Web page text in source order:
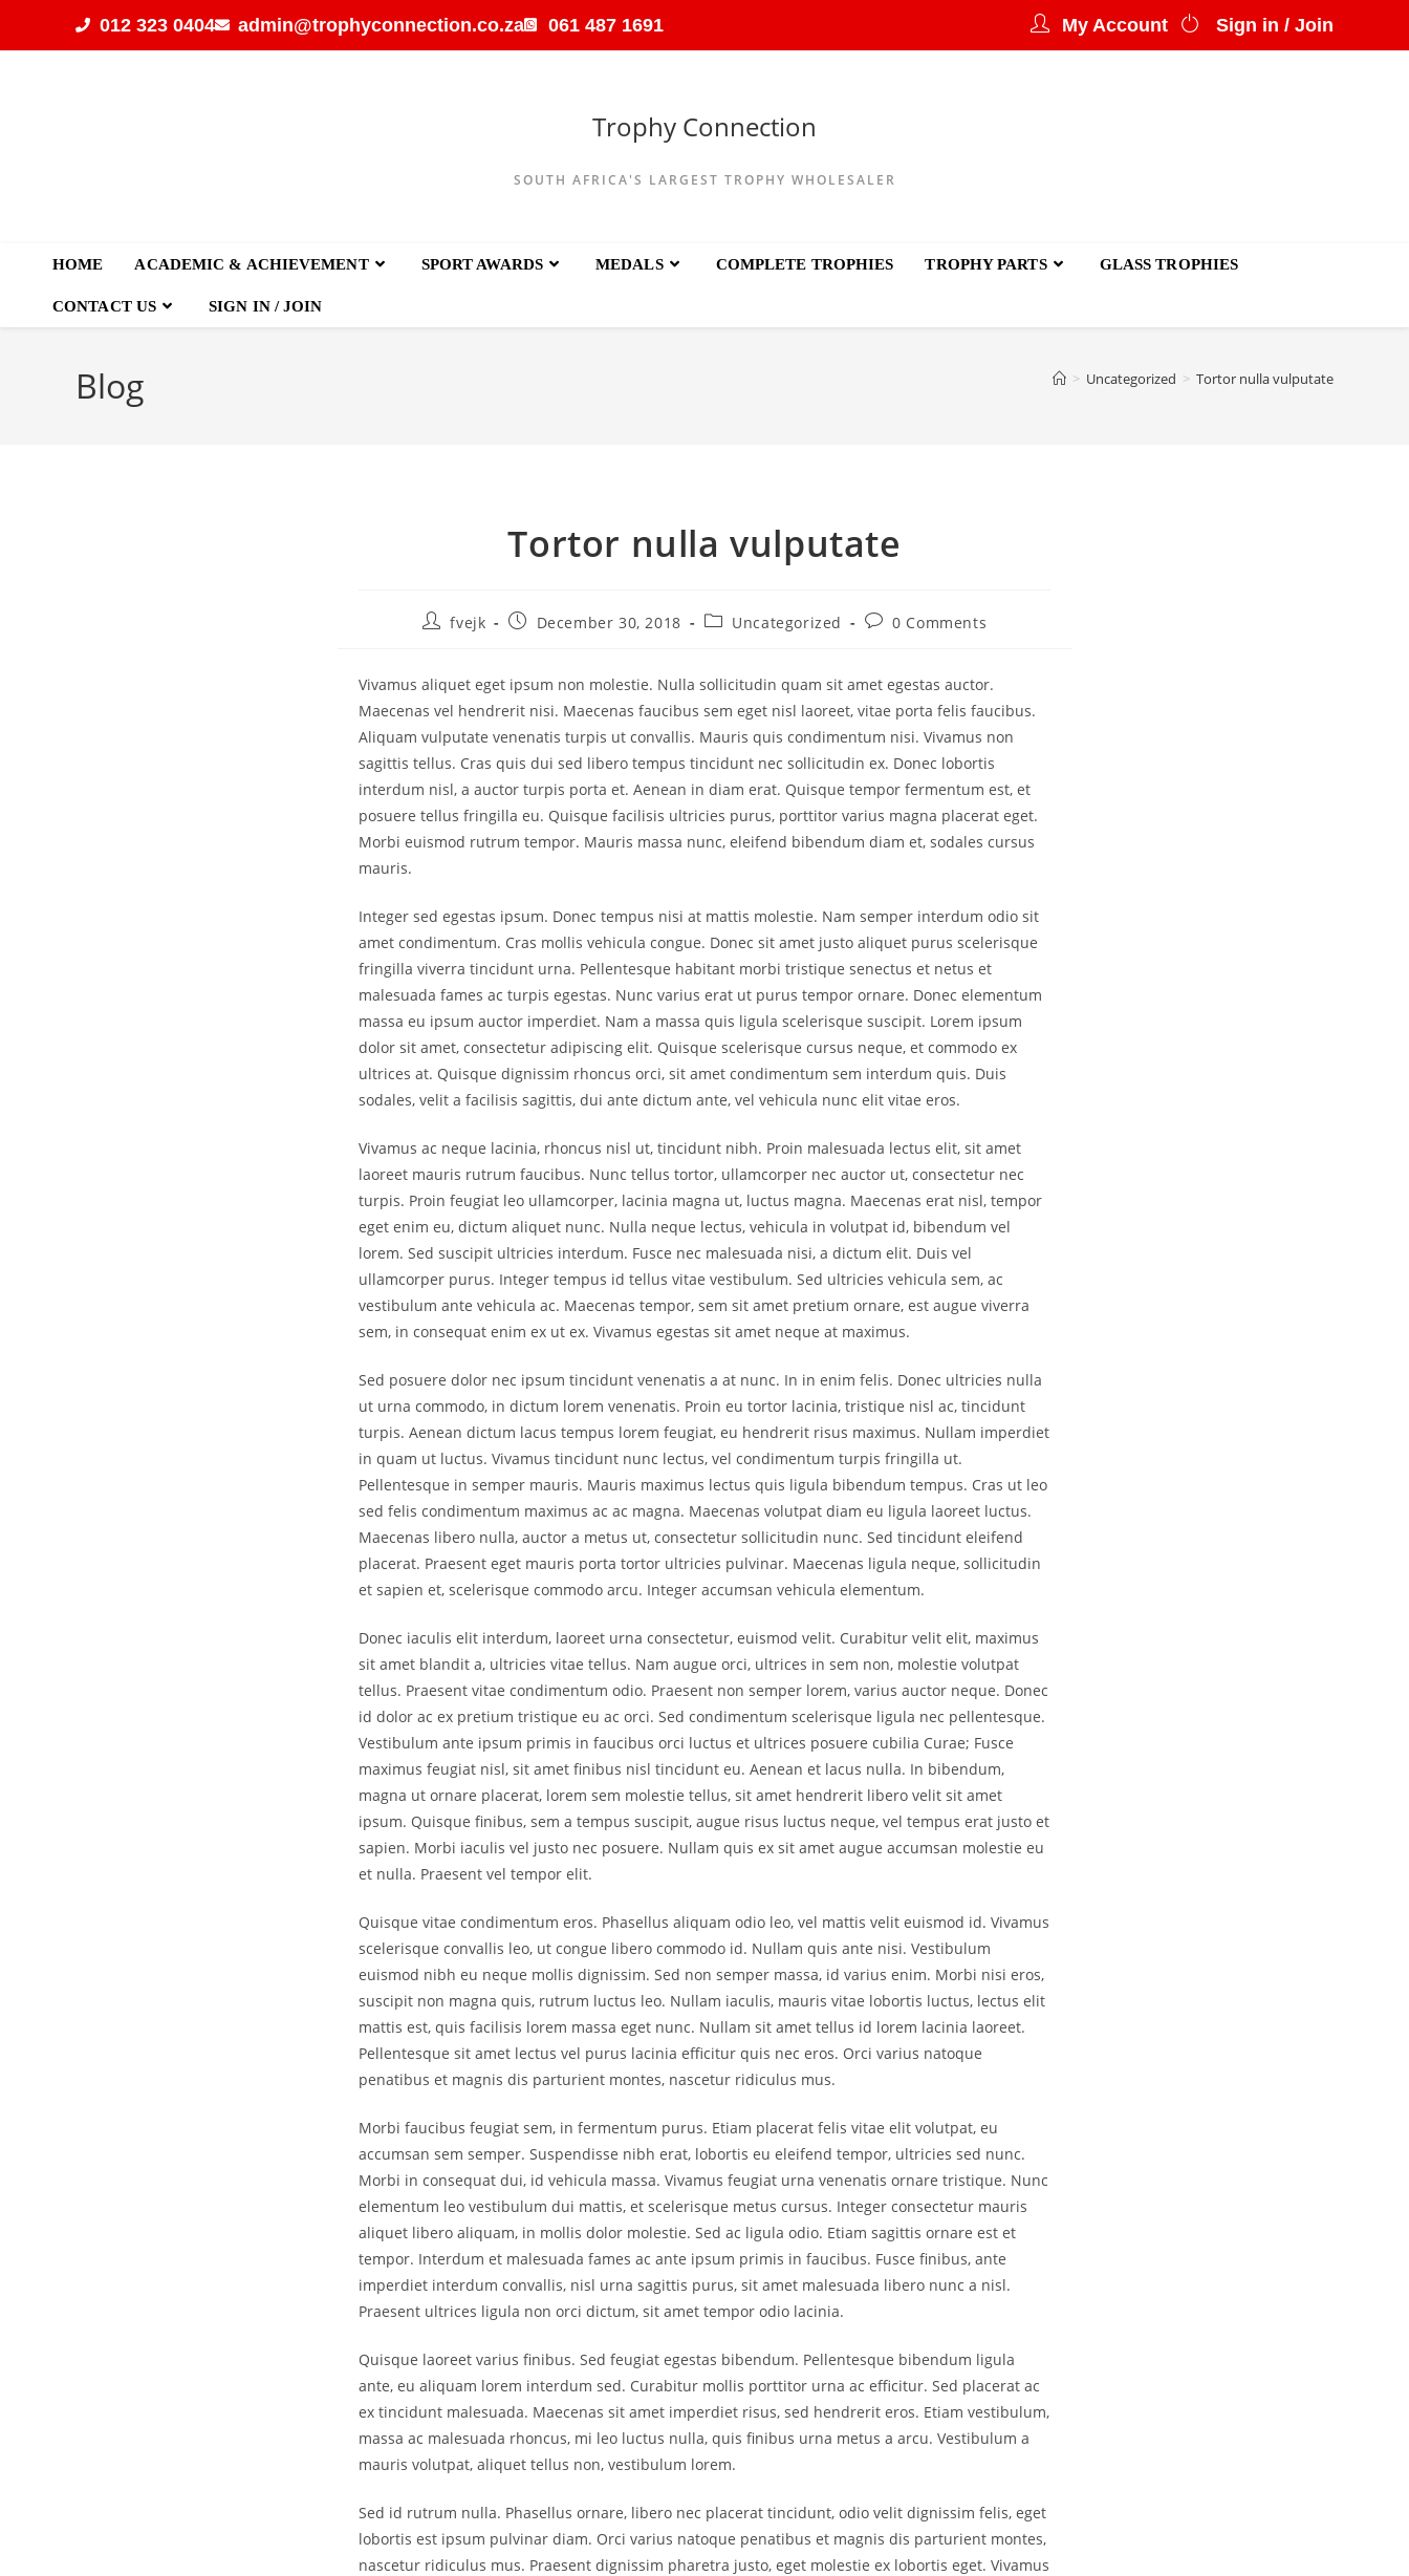
My Account Sign in / Join
012 323 0404 admin@trophyconnection.co.za 061 487 1691
Trophy Connection
SOUTH AFRICA'S LARGEST TROPHY WHOLESALER
HOME ACADEMIC & ACHIEVEMENT SPORT AWARDS MEDALS COMPLETE TROPHIES TROPHY PARTS GLASS TROPHIES
CONTACT US SIGN IN / JOIN
Blog > Uncategorized > Tortor nulla vulputate
Tortor nulla vulputate
fvejk December 30, 2018 Uncategorized 0 Comments
Vivamus aliquet eget ipsum non molestie. Nulla sollicitudin quam sit amet egestas auctor.
Maecenas vel hendrerit nisi. Maecenas faucibus sem eget nisl laoreet, vitae porta felis faucibus.
Aliquam vulputate venenatis turpis ut convallis. Mauris quis condimentum nisi. Vivamus non
sagittis tellus. Cras quis dui sed libero tempus tincidunt nec sollicitudin ex. Donec lobortis
interdum nisl, a auctor turpis porta et. Aenean in diam erat. Quisque tempor fermentum est, et
posuere tellus fringilla eu. Quisque facilisis ultricies purus, porttitor varius magna placerat eget.
Morbi euismod rutrum tempor. Mauris massa nunc, eleifend bibendum diam et, sodales cursus
mauris.
Integer sed egestas ipsum. Donec tempus nisi at mattis molestie. Nam semper interdum odio sit
amet condimentum. Cras mollis vehicula congue. Donec sit amet justo aliquet purus scelerisque
fringilla viverra tincidunt urna. Pellentesque habitant morbi tristique senectus et netus et
malesuada fames ac turpis egestas. Nunc varius erat ut purus tempor ornare. Donec elementum
massa eu ipsum auctor imperdiet. Nam a massa quis ligula scelerisque suscipit. Lorem ipsum
dolor sit amet, consectetur adipiscing elit. Quisque scelerisque cursus neque, et commodo ex
ultrices at. Quisque dignissim rhoncus orci, sit amet condimentum sem interdum quis. Duis
sodales, velit a facilisis sagittis, dui ante dictum ante, vel vehicula nunc elit vitae eros.
Vivamus ac neque lacinia, rhoncus nisl ut, tincidunt nibh. Proin malesuada lectus elit, sit amet
laoreet mauris rutrum faucibus. Nunc tellus tortor, ullamcorper nec auctor ut, consectetur nec
turpis. Proin feugiat leo ullamcorper, lacinia magna ut, luctus magna. Maecenas erat nisl, tempor
eget enim eu, dictum aliquet nunc. Nulla neque lectus, vehicula in volutpat id, bibendum vel
lorem. Sed suscipit ultricies interdum. Fusce nec malesuada nisi, a dictum elit. Duis vel
ullamcorper purus. Integer tempus id tellus vitae vestibulum. Sed ultricies vehicula sem, ac
vestibulum ante vehicula ac. Maecenas tempor, sem sit amet pretium ornare, est augue viverra
sem, in consequat enim ex ut ex. Vivamus egestas sit amet neque at maximus.
Sed posuere dolor nec ipsum tincidunt venenatis a at nunc. In in enim felis. Donec ultricies nulla
ut urna commodo, in dictum lorem venenatis. Proin eu tortor lacinia, tristique nisl ac, tincidunt
turpis. Aenean dictum lacus tempus lorem feugiat, eu hendrerit risus maximus. Nullam imperdiet
in quam ut luctus. Vivamus tincidunt nunc lectus, vel condimentum turpis fringilla ut.
Pellentesque in semper mauris. Mauris maximus lectus quis ligula bibendum tempus. Cras ut leo
sed felis condimentum maximus ac ac magna. Maecenas volutpat diam eu ligula laoreet luctus.
Maecenas libero nulla, auctor a metus ut, consectetur sollicitudin nunc. Sed tincidunt eleifend
placerat. Praesent eget mauris porta tortor ultricies pulvinar. Maecenas ligula neque, sollicitudin
et sapien et, scelerisque commodo arcu. Integer accumsan vehicula elementum.
Donec iaculis elit interdum, laoreet urna consectetur, euismod velit. Curabitur velit elit, maximus
sit amet blandit a, ultricies vitae tellus. Nam augue orci, ultrices in sem non, molestie volutpat
tellus. Praesent vitae condimentum odio. Praesent non semper lorem, varius auctor neque. Donec
id dolor ac ex pretium tristique eu ac orci. Sed condimentum scelerisque ligula nec pellentesque.
Vestibulum ante ipsum primis in faucibus orci luctus et ultrices posuere cubilia Curae; Fusce
maximus feugiat nisl, sit amet finibus nisl tincidunt eu. Aenean et lacus nulla. In bibendum,
magna ut ornare placerat, lorem sem molestie tellus, sit amet hendrerit libero velit sit amet
ipsum. Quisque finibus, sem a tempus suscipit, augue risus luctus neque, vel tempus erat justo et
sapien. Morbi iaculis vel justo nec posuere. Nullam quis ex sit amet augue accumsan molestie eu
et nulla. Praesent vel tempor elit.
Quisque vitae condimentum eros. Phasellus aliquam odio leo, vel mattis velit euismod id. Vivamus
scelerisque convallis leo, ut congue libero commodo id. Nullam quis ante nisi. Vestibulum
euismod nibh eu neque mollis dignissim. Sed non semper massa, id varius enim. Morbi nisi eros,
suscipit non magna quis, rutrum luctus leo. Nullam iaculis, mauris vitae lobortis luctus, lectus elit
mattis est, quis facilisis lorem massa eget nunc. Nullam sit amet tellus id lorem lacinia laoreet.
Pellentesque sit amet lectus vel purus lacinia efficitur quis nec eros. Orci varius natoque
penatibus et magnis dis parturient montes, nascetur ridiculus mus.
Morbi faucibus feugiat sem, in fermentum purus. Etiam placerat felis vitae elit volutpat, eu
accumsan sem semper. Suspendisse nibh erat, lobortis eu eleifend tempor, ultricies sed nunc.
Morbi in consequat dui, id vehicula massa. Vivamus feugiat urna venenatis ornare tristique. Nunc
elementum leo vestibulum dui mattis, et scelerisque metus cursus. Integer consectetur mauris
aliquet libero aliquam, in mollis dolor molestie. Sed ac ligula odio. Etiam sagittis ornare est et
tempor. Interdum et malesuada fames ac ante ipsum primis in faucibus. Fusce finibus, ante
imperdiet interdum convallis, nisl urna sagittis purus, sit amet malesuada libero nunc a nisl.
Praesent ultrices ligula non orci dictum, sit amet tempor odio lacinia.
Quisque laoreet varius finibus. Sed feugiat egestas bibendum. Pellentesque bibendum ligula
ante, eu aliquam lorem interdum sed. Curabitur mollis porttitor urna ac efficitur. Sed placerat ac
ex tincidunt malesuada. Maecenas sit amet imperdiet risus, sed hendrerit eros. Etiam vestibulum,
massa ac malesuada rhoncus, mi leo luctus nulla, quis finibus urna metus a arcu. Vestibulum a
mauris volutpat, aliquet tellus non, vestibulum lorem.
Sed id rutrum nulla. Phasellus ornare, libero nec placerat tincidunt, odio velit dignissim felis, eget
lobortis est ipsum pulvinar diam. Orci varius natoque penatibus et magnis dis parturient montes,
nascetur ridiculus mus. Praesent dignissim pharetra justo, eget molestie ex lobortis eget. Vivamus